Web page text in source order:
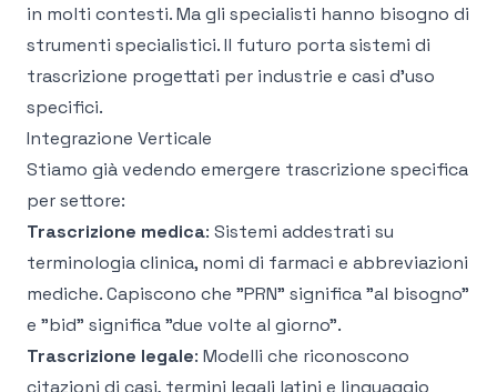
in molti contesti. Ma gli specialisti hanno bisogno di
strumenti specialistici. Il futuro porta sistemi di
trascrizione progettati per industrie e casi d'uso
specifici.
Integrazione Verticale
Stiamo già vedendo emergere trascrizione specifica
per settore:
Trascrizione medica: Sistemi addestrati su
terminologia clinica, nomi di farmaci e abbreviazioni
mediche. Capiscono che "PRN" significa "al bisogno"
e "bid" significa "due volte al giorno".
Trascrizione legale: Modelli che riconoscono
citazioni di casi, termini legali latini e linguaggio